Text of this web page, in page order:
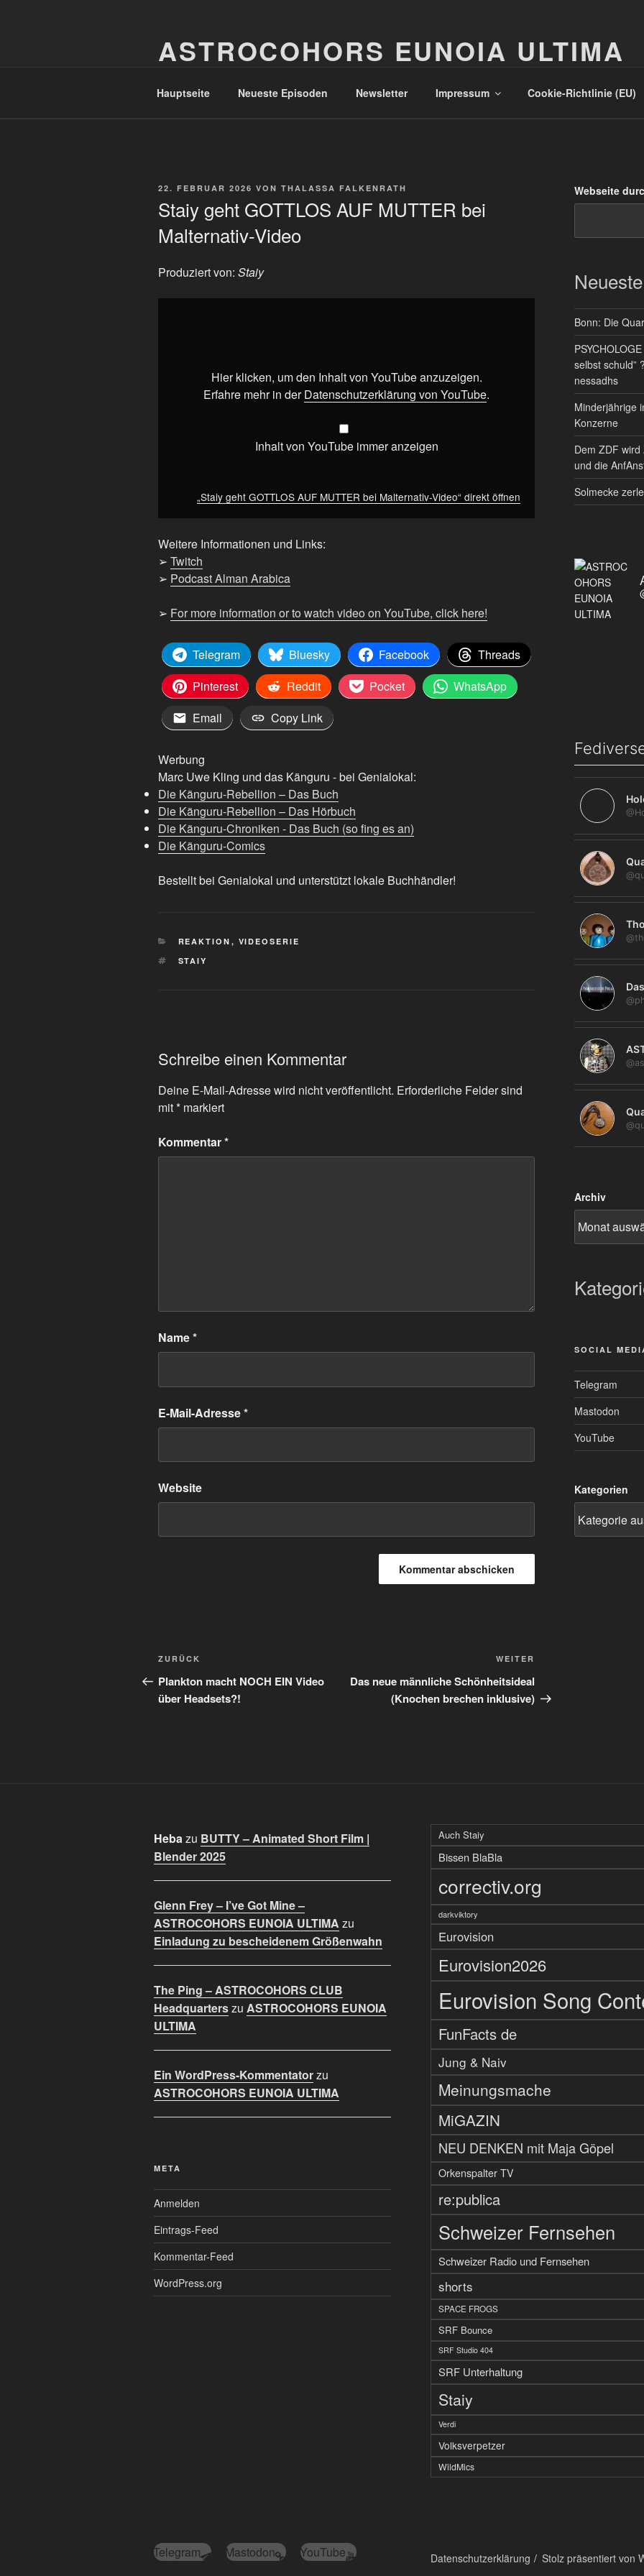
ASTROCOHORS EUNOIA ULTIMA
Hauptseite Neueste Episoden Newsletter Impressum Cookie-Richtlinie (EU)
VERÖFFENTLICHT
22. FEBRUAR 2026 VON THALASSA FALKENRATH
Staiy geht GOTTLOS AUF MUTTER bei
Malternativ-Video
Produziert von: Staiy
Hier klicken, um den Inhalt von YouTube anzuzeigen.
Erfahre mehr in derDatenschutzerklärung von YouTube.
Inhalt von YouTube immer anzeigen
„Staiy geht GOTTLOS AUF MUTTER bei Malternativ-Video“ direkt öffnen
Weitere Informationen und Links:
➢ Twitch
➢ Podcast Alman Arabica
➢ For more information or to watch video on YouTube, click here!
Telegram Bluesky Facebook
Threads
Pinterest
Reddit Pocket
WhatsApp
Email
Copy Link
Werbung
Marc Uwe Kling und das Känguru - bei Genialokal:
Die Känguru-Rebellion – Das Buch
Die Känguru-Rebellion – Das Hörbuch
Die Känguru-Chroniken - Das Buch (so fing es an)
Die Känguru-Comics
Bestellt bei Genialokal und unterstützt lokale Buchhändler!
KATEGORIEN
REAKTION , VIDEOSERIE
SCHLAGWÖRTER
STAIY
Schreibe einen Kommentar
Deine E-Mail-Adresse wird nicht veröffentlicht. Erforderliche Felder sind
mit* markiert
Kommentar*
Name*
E-Mail-Adresse*
Website
Beitragsnavigation
Vorheriger
Beitrag
ZURÜCK
Plankton macht NOCH EIN Video
über Headsets?!
WEITER
Das neue männliche Schönheitsideal
(Knochen brechen inklusive)
Webseite
Bonn: Die
selbst schuld”
nessadhs
Minderjährige
Konzerne
Dem ZDF
und die
Solmecke
Archiv
SOCIAL
Telegram
Mastodon
YouTube
Kategorien
Hebazu BUTTY – Animated Short Film |
Blender 2025
Glenn Frey – I’ve Got Mine –
ASTROCOHORS EUNOIA ULTIMA zu
Einladung zu bescheidenem Größenwahn
The Ping – ASTROCOHORS CLUB
Headquarterszu ASTROCOHORS EUNOIA
ULTIMA
Ein WordPress-Kommentatorzu
ASTROCOHORS EUNOIA ULTIMA
META
Anmelden
Eintrags-Feed
Kommentar-Feed
WordPress.org
Auch Staiy
Bissen BlaBla
correctiv.org
darkviktory
Eurovision
Eurovision2026
Eurovision Song
FunFacts de
Jung & Naiv
Meinungsmache
MiGAZIN
NEU DENKEN mit Maja Göpel
Orkenspalter TV
re:publica
Schweizer Fernsehen
Schweizer Radio und Fernsehen
shorts
SPACE FROGS
SRF Bounce
SRF Studio 404
SRF Unterhaltung
Staiy
Verdi
Volksverpetzer
WildMics
Telegram Mastodon YouTube Datenschutzerklärung Stolz präsentiert von